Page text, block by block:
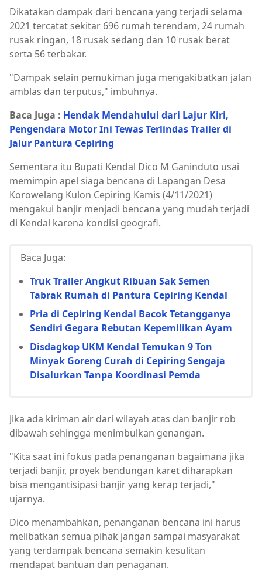
Dikatakan dampak dari bencana yang terjadi selama
2021 tercatat sekitar 696 rumah terendam, 24 rumah
rusak ringan, 18 rusak sedang dan 10 rusak berat
serta 56 terbakar.
"Dampak selain pemukiman juga mengakibatkan jalan
amblas dan terputus," imbuhnya.
Baca Juga : Hendak Mendahului dari Lajur Kiri,
Pengendara Motor Ini Tewas Terlindas Trailer di
Jalur Pantura Cepiring
Sementara itu Bupati Kendal Dico M Ganinduto usai
memimpin apel siaga bencana di Lapangan Desa
Korowelang Kulon Cepiring Kamis (4/11/2021)
mengakui banjir menjadi bencana yang mudah terjadi
di Kendal karena kondisi geografi.
Baca Juga:
Truk Trailer Angkut Ribuan Sak Semen
Tabrak Rumah di Pantura Cepiring Kendal
Pria di Cepiring Kendal Bacok Tetangganya
Sendiri Gegara Rebutan Kepemilikan Ayam
Disdagkop UKM Kendal Temukan 9 Ton
Minyak Goreng Curah di Cepiring Sengaja
Disalurkan Tanpa Koordinasi Pemda
Jika ada kiriman air dari wilayah atas dan banjir rob
dibawah sehingga menimbulkan genangan.
"Kita saat ini fokus pada penanganan bagaimana jika
terjadi banjir, proyek bendungan karet diharapkan
bisa mengantisipasi banjir yang kerap terjadi,"
ujarnya.
Dico menambahkan, penanganan bencana ini harus
melibatkan semua pihak jangan sampai masyarakat
yang terdampak bencana semakin kesulitan
mendapat bantuan dan penaganan.